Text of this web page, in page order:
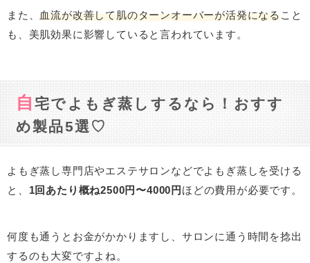
また、血流が改善して肌のターンオーバーが活発になること
も、美肌効果に影響していると言われています。
自宅でよもぎ蒸しするなら！おすす
め製品5選♡
よもぎ蒸し専門店やエステサロンなどでよもぎ蒸しを受ける
と、 1回あたり概ね2500円〜4000円ほどの費用が必要です。
何度も通うとお金がかかりますし、サロンに通う時間を捻出
するのも大変ですよね。